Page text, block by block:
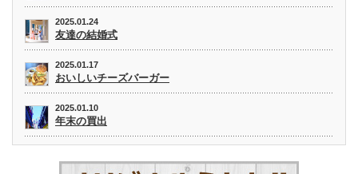
2025.01.24
友達の結婚式
2025.01.17
おいしいチーズバーガー
2025.01.10
年末の買出